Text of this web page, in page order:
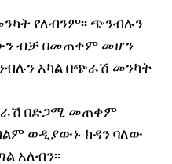
የለብንም፡፡ ጭንብሉን
ብቻ በመጠቀም መሆን
አካል በጭራሽ መንካት
በድጋሚ መጠቀም
ወዲያውኑ ክዳን ባለው